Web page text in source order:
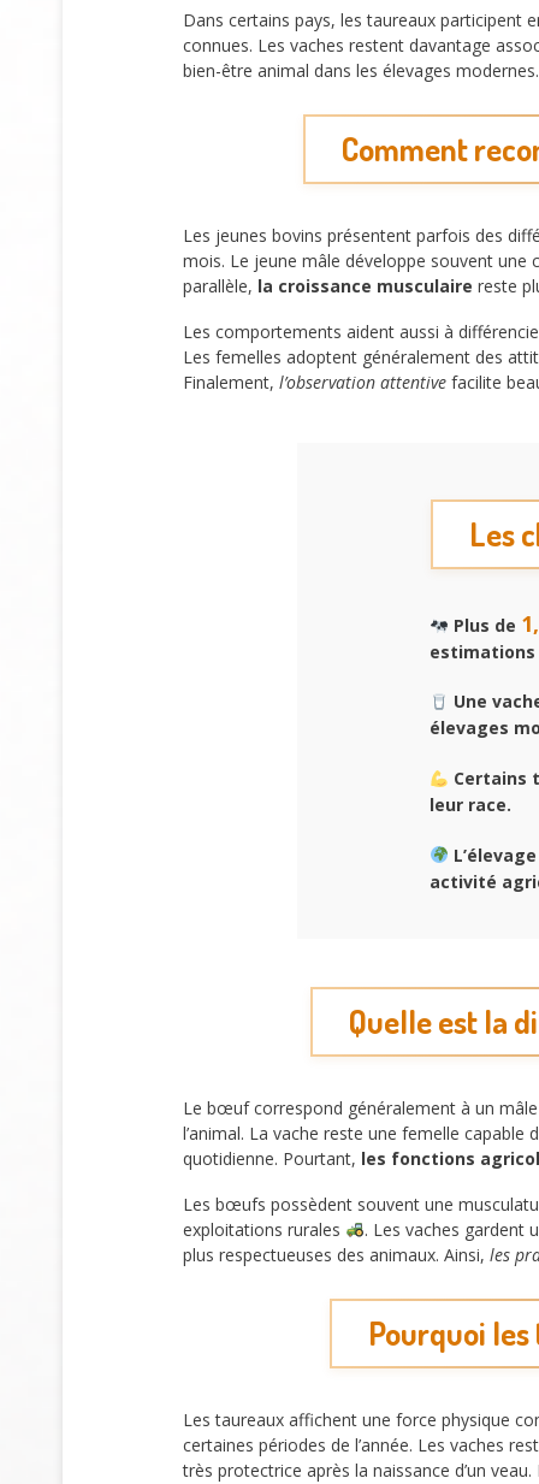
Dans certains pays, les taureaux participent
connues. Les vaches restent davantage
bien-être animal dans les élevages
Comment
Les jeunes bovins présentent parfois des
mois. Le jeune mâle développe souvent une
parallèle, la croissance musculaire reste
Les comportements aident aussi à
Les femelles adoptent généralement des
Finalement, l’observation attentive facilite
Les
Plus de
estimations
Une
élevages
Certains
leur race.
activité
Quelle est la
Le bœuf correspond généralement à un
l’animal. La vache reste une femelle
quotidienne. Pourtant, les fonctions
Les bœufs possèdent souvent une
exploitations rurales
. Les vaches gardent
plus respectueuses des animaux. Ainsi, les
Pourquoi
Les taureaux affichent une force physique
certaines périodes de l’année. Les vaches
très protectrice après la naissance d’un